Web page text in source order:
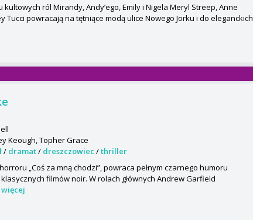
ról Mirandy, Andy’ego, Emily i Nigela Meryl Streep, Anne
Tucci powracają na tętniące modą ulice Nowego Jorku i do eleganckich
Keough, Topher Grace
/ dramat/ dreszczowiec /thriller
„Coś za mną chodzi”, powraca pełnym czarnego humoru
filmów noir. W rolach głównych Andrew Garfield
więcej